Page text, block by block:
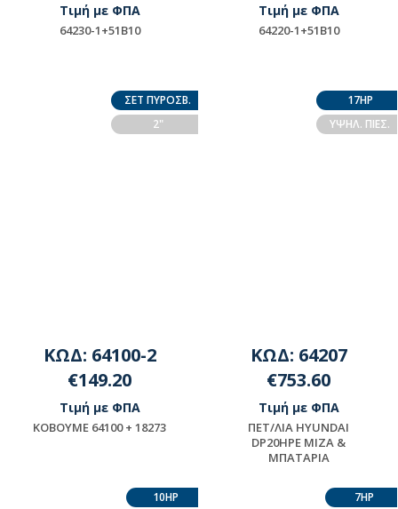
Τιμή με ΦΠΑ
64230-1+51B10
ΠΑΡΑΚΑΛΟΥΜΕ ΓΙΑ
ΔΙΑΘΕΣΙΜΟΤΗΤΑ
Τιμή με ΦΠΑ
64220-1+51B10
ΠΑΡΑΚΑΛΟΥΜΕ ΓΙΑ
ΔΙΑΘΕΣΙΜΟΤΗΤΑ
ΣΕΤ ΠΥΡΟΣΒ.
2"
ΚΩΔ: 64100-2
€149.20
Τιμή με ΦΠΑ
ΚΟΒΟΥΜΕ 64100 + 18273
ΠΑΡΑΚΑΛΟΥΜΕ ΓΙΑ
17HP
ΥΨΗΛ. ΠΙΕΣ.
ΚΩΔ: 64207
€753.60
Τιμή με ΦΠΑ
ΠET/ΛIA HYUNDAI
DP20HPE MIZA &
ΜΠΑΤΑΡΙΑ
10HP 7HP